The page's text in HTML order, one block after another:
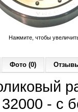
Нажмите, чтобы
Фото (0)
- с